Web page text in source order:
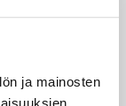
ja mainosten